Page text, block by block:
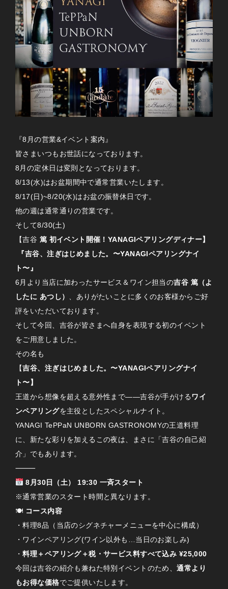
『8月の営業&イベント案内』
皆さまいつもお世話になっております。
8月の定休日は変則となっております。
8/13(水)はお盆期間中で通常営業いたします。
8/17(日)~8/20(水)はお盆の振替休日です。
他の週は通常通りの営業です。
そして8/30(土)
【吉谷 篤 初イベント開催！YANAGIペアリングディナー】
『吉谷、注ぎはじめました。〜YANAGIペアリングナイ
ト〜』
6月より当店に加わったサービス＆ワイン担当の吉谷 篤（よ
したに あつし）
、ありがたいことに多くのお客様からご好
評をいただいております。
そして今回、吉谷が皆さまへ自身を表現する初のイベント
をご用意しました。
その名も
【吉谷、注ぎはじめました。〜YANAGIペアリングナイ
ト〜】
王道から想像を超える意外性まで——吉谷が手がけるワイ
ンペアリングを主役としたスペシャルナイト。
YANAGI TePPaN UNBORN GASTRONOMYの王道料理
に、新たな彩りを加えるこの夜は、まさに「吉谷の自己紹
介」でもあります。
⸻
8月30日（土） 19:30 一斉スタート
※通常営業のスタート時間と異なります。
🍽 コース内容
・料理8品（当店のシグネチャーメニューを中心に構成）
・ワインペアリング(ワイン以外も…当日のお楽しみ)
・料理＋ペアリング＋税・サービス料すべて込み ¥25,000
今回は吉谷の紹介も兼ねた特別イベントのため、通常より
もお得な価格でご提供いたします。